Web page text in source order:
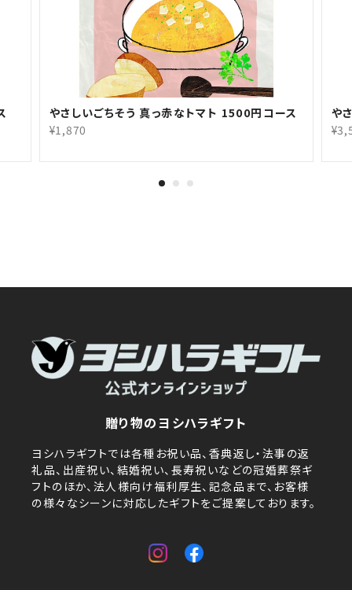
やさしいごちそう 真っ赤なトマト 1500円コース
¥1,870
や
贈り物のヨシハラギフト
ヨシハラギフトでは各種お祝い品、香典返し・法事の返
礼品、出産祝い、結婚祝い、長寿祝いなどの冠婚葬祭ギ
フトのほか、法人様向け福利厚生、記念品まで、お客様
の様々なシーンに対応したギフトをご提案しております。